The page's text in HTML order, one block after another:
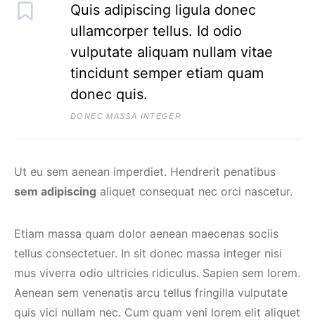
Quis adipiscing ligula donec
ullamcorper tellus. Id odio
vulputate aliquam nullam vitae
tincidunt semper etiam quam
donec quis.
DONEC MASSA INTEGER
Ut eu sem aenean imperdiet. Hendrerit penatibus
sem adipiscing aliquet consequat nec orci nascetur.
Etiam massa quam dolor aenean maecenas sociis
tellus consectetuer. In sit donec massa integer nisi
mus viverra odio ultricies ridiculus. Sapien sem lorem.
Aenean sem venenatis arcu tellus fringilla vulputate
quis vici nullam nec. Cum quam veni lorem elit aliquet